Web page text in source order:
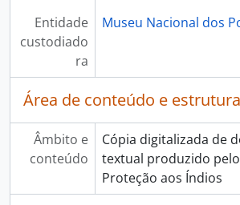
Entidade
custodiado
ra
Museu Nacional dos
Área de conteúdo e estrutura
Âmbito e
conteúdo
Cópia digitalizada de
textual produzido
Proteção aos Índios